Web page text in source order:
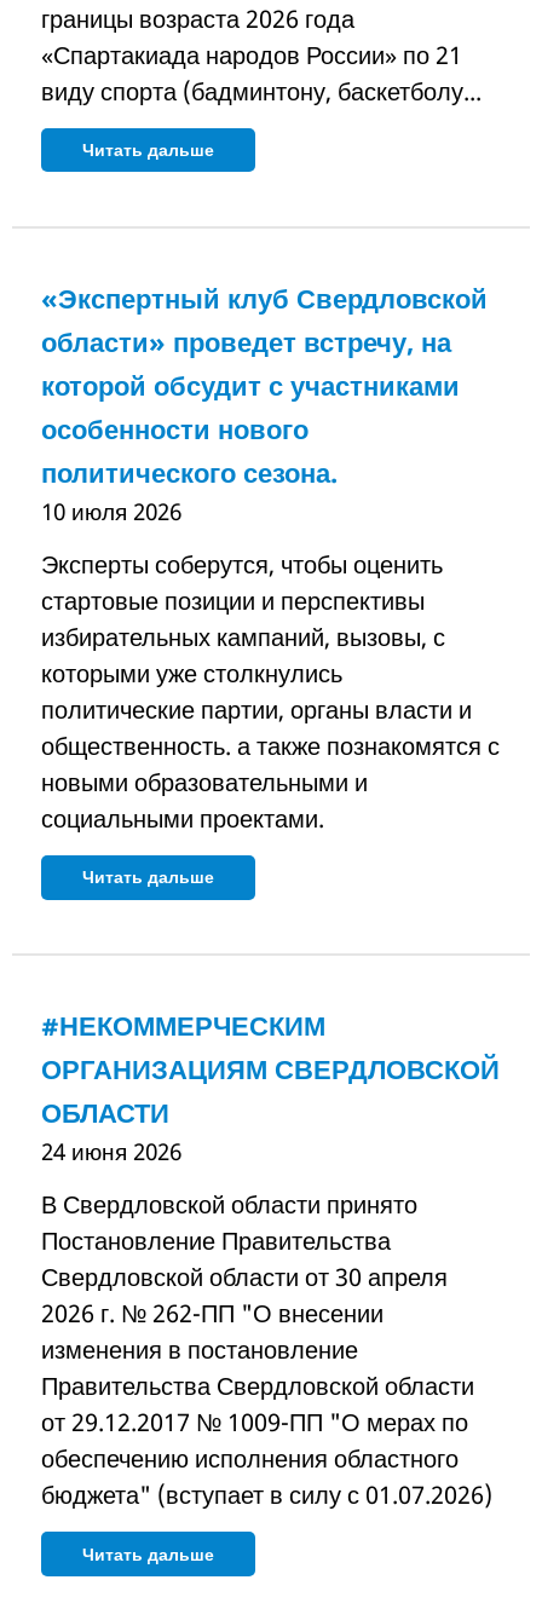
границы возраста 2026 года
«Спартакиада народов России» по 21
виду спорта (бадминтону, баскетболу...
Читать дальше
«Экспертный клуб Свердловской
области» проведет встречу, на
которой обсудит с участниками
особенности нового
политического сезона.
10 июля 2026
Эксперты соберутся, чтобы оценить
стартовые позиции и перспективы
избирательных кампаний, вызовы, с
которыми уже столкнулись
политические партии, органы власти и
общественность. а также познакомятся с
новыми образовательными и
социальными проектами.
Читать дальше
#НЕКОММЕРЧЕСКИМ
ОРГАНИЗАЦИЯМ СВЕРДЛОВСКОЙ
ОБЛАСТИ
24 июня 2026
В Свердловской области принято
Постановление Правительства
Свердловской области от 30 апреля
2026 г. № 262-ПП "О внесении
изменения в постановление
Правительства Свердловской области
от 29.12.2017 № 1009-ПП "О мерах по
обеспечению исполнения областного
бюджета" (вступает в силу с 01.07.2026)
Читать дальше